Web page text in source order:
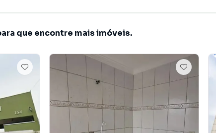
que encontre mais imóveis.